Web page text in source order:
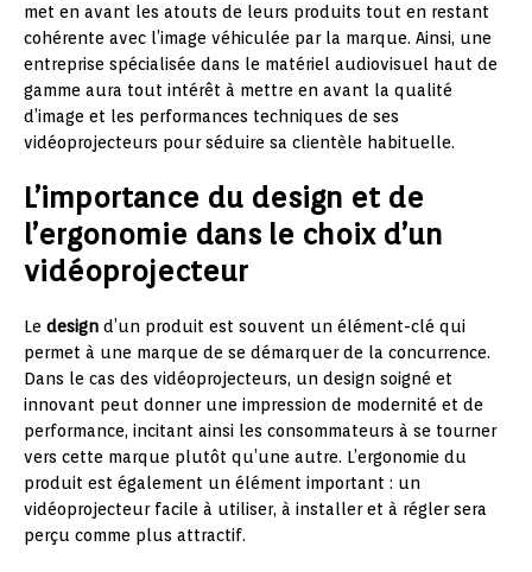
met en avant les atouts de leurs produits tout en restant
cohérente avec l’image véhiculée par la marque. Ainsi, une
entreprise spécialisée dans le matériel audiovisuel haut de
gamme aura tout intérêt à mettre en avant la qualité
d’image et les performances techniques de ses
vidéoprojecteurs pour séduire sa clientèle habituelle.
L’importance du design et de
l’ergonomie dans le choix d’un
vidéoprojecteur
Le design d’un produit est souvent un élément-clé qui
permet à une marque de se démarquer de la concurrence.
Dans le cas des vidéoprojecteurs, un design soigné et
innovant peut donner une impression de modernité et de
performance, incitant ainsi les consommateurs à se tourner
vers cette marque plutôt qu’une autre. L’ergonomie du
produit est également un élément important : un
vidéoprojecteur facile à utiliser, à installer et à régler sera
perçu comme plus attractif.